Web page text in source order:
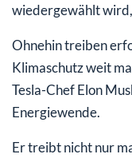
wiedergewählt
Ohnehin treiben
Klimaschutz weit
Tesla-Chef Elon
Energiewende.
Er treibt nicht nur